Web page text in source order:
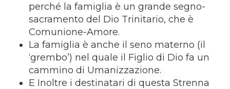
perché la famiglia è un grande segno-
sacramento del Dio Trinitario, che è
Comunione-Amore.
La famiglia è anche il seno materno (il
‘grembo’) nel quale il Figlio di Dio fa un
cammino di Umanizzazione.
E Inoltre i destinatari di questa Strenna